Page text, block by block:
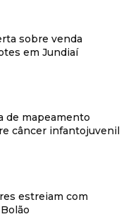
sobre venda
em Jundiaí
de mapeamento
câncer infantojuvenil
estreiam com